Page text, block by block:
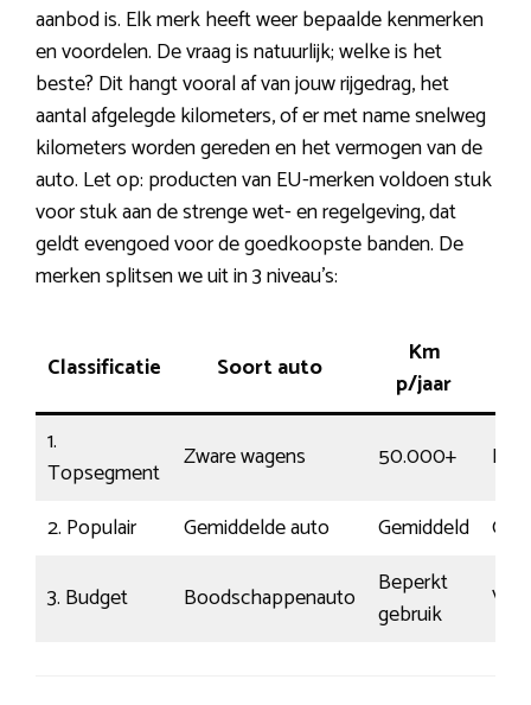
aanbod is. Elk merk heeft weer bepaalde kenmerken
en voordelen. De vraag is natuurlijk; welke is het
beste? Dit hangt vooral af van jouw rijgedrag, het
aantal afgelegde kilometers, of er met name snelweg
kilometers worden gereden en het vermogen van de
auto. Let op: producten van EU-merken voldoen stuk
voor stuk aan de strenge wet- en regelgeving, dat
geldt evengoed voor de goedkoopste banden. De
merken splitsen we uit in 3 niveau’s:
Classificatie Soort auto
Km
p/jaar
1.
Topsegment
Zware wagens 50.000+
2. Populair
Gemiddelde auto Gemiddeld
3. Budget
Boodschappenauto
Beperkt
gebruik